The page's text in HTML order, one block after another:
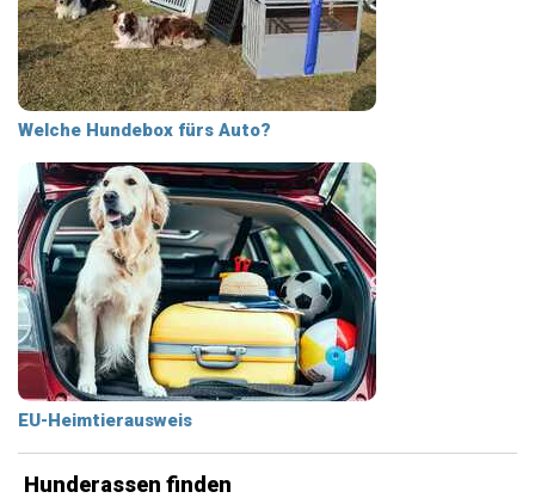
Welche Hundebox fürs Auto?
EU-Heimtierausweis
Hunderassen finden